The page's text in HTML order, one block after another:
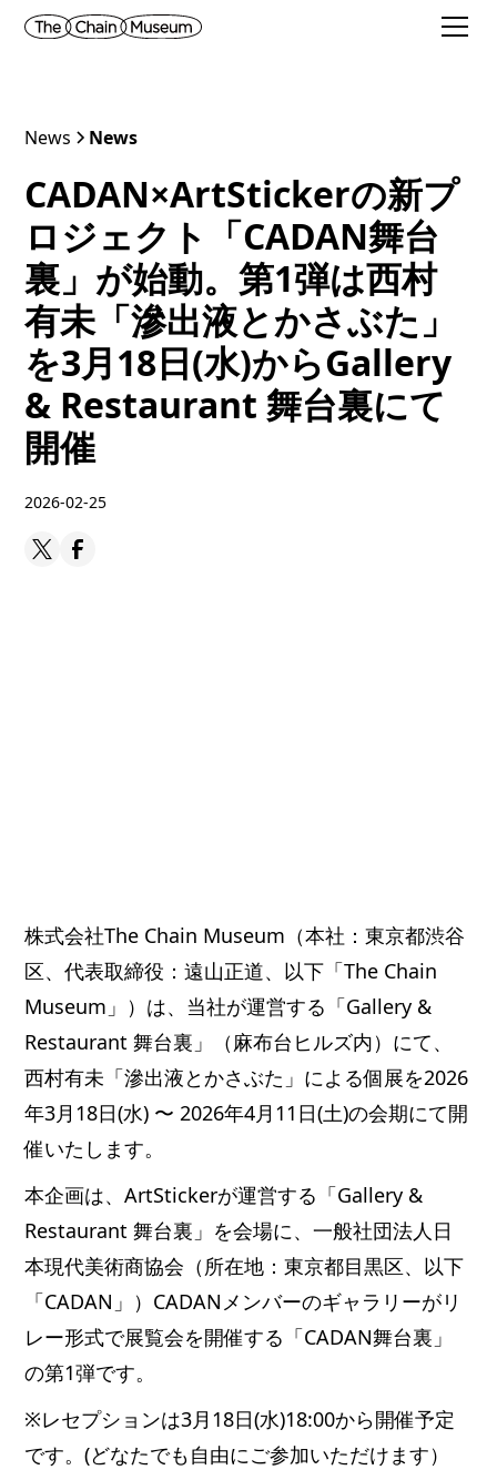
News News
CADAN×ArtStickerの新プ
ロジェクト「CADAN舞台
裏」が始動。第1弾は西村
有未「滲出液とかさぶた」
を3月18日(水)からGallery
& Restaurant 舞台裏にて
開催
2026-02-25
株式会社The Chain Museum（本社：東京都渋谷
区、代表取締役：遠山正道、以下「The Chain
Museum」）は、当社が運営する「Gallery &
Restaurant 舞台裏」（麻布台ヒルズ内）にて、
西村有未「滲出液とかさぶた」による個展を2026
年3月18日(水) 〜 2026年4月11日(土)の会期にて開
催いたします。
本企画は、ArtStickerが運営する「Gallery &
Restaurant 舞台裏」を会場に、一般社団法人日
本現代美術商協会（所在地：東京都目黒区、以下
「CADAN」）CADANメンバーのギャラリーがリ
レー形式で展覧会を開催する「CADAN舞台裏」
の第1弾です。
※レセプションは3月18日(水)18:00から開催予定
です。(どなたでも自由にご参加いただけます）